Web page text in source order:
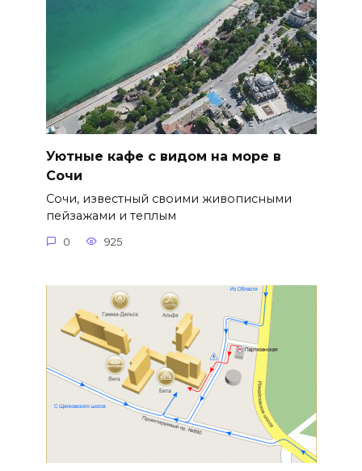
Уютные кафе с видом на море в
Сочи
Сочи, известный своими живописными
пейзажами и теплым
0 925